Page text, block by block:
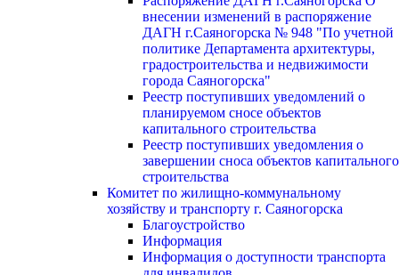
внесении изменений в распоряжение
ДАГН г.Саяногорска № 948 "По учетной
политике Департамента архитектуры,
градостроительства и недвижимости
города Саяногорска"
Реестр поступивших уведомлений о
планируемом сносе объектов
капитального строительства
Реестр поступивших уведомления о
завершении сноса объектов капитального
строительства
Комитет по жилищно-коммунальному
хозяйству и транспорту г. Саяногорска
Благоустройство
Информация
Информация о доступности транспорта